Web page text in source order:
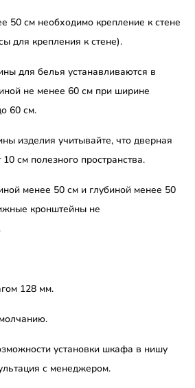
50 см необходимо крепление к стене
для крепления к стене).
для белья устанавливаются в
не менее 60 см при ширине
60 см.
изделия учитывайте, что дверная
см полезного пространства.
менее 50 см и глубиной менее 50
кронштейны не
128 мм.
установки шкафа в нишу
с менеджером.